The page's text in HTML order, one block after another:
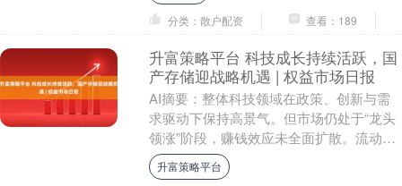
分类：散户配资
查看：189
升富策略平台 科技成长持续活跃，国
产存储迎战略机遇 | 权益市场日报
AI摘要：整体科技领域在政策、创新与需
求驱动下保持高景气。但市场仍处于“龙头
领涨”阶段，赚钱效应未全面扩散。流动性
宽松环境与AI产业周期支撑科技股行情，
国产AI....
升富策略平台